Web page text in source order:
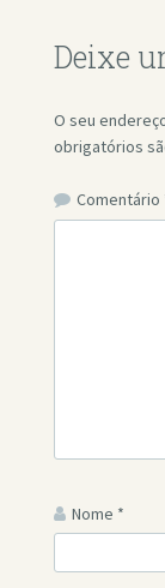
Deixe
O seu
obrigatórios
Comentário
Nome *